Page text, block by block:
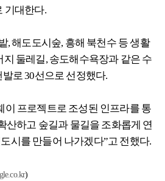
기대한다.
, 해도도시숲, 흥해 북천수 등 생활
지 둘레길, 송도해수욕장과 같은 수
로 30선으로 선정했다.
이 프로젝트로 조성된 인프라를 통
산하고 숲길과 물길을 조화롭게 연
시를 만들어 나가겠다”고 전했다.
)